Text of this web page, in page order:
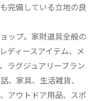
完備している立地の良
ップ。家財道具全般の
ディースアイテム、メ
ラグジュアリーブラン
、家具、生活雑貨、
アウトドア用品、スポ